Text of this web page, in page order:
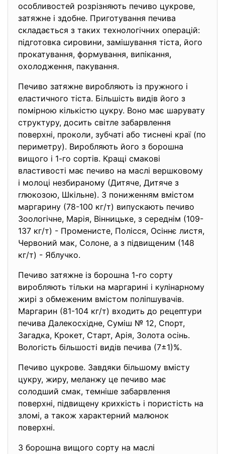
особливостей розрізняють печиво цукрове,
затяжне і здобне. Приготування печива
складається з таких технологічних операцій:
підготовка сировини, замішування тіста, його
прокатування, формування, випікання,
охолодження, пакування.
Печиво затяжне виробляють із пружного і
еластичного тіста. Більшість видів його з
помірною кількістю цукру. Воно має шарувату
структуру, досить світле забарвлення
поверхні, проколи, зубчаті або тиснені краї (по
периметру). Виробляють його з борошна
вищого і 1-го сортів. Кращі смакові
властивості має печиво на маслі вершковому
і молоці незбираному (Дитяче, Дитяче з
глюкозою, Шкільне). З пониженням вмістом
маргарину (78-100 кг/т) випускають печиво
Зоологічне, Марія, Вінницьке, з середнім (109-
137 кг/т) - Променисте, Полісся, Осіннє листя,
Червоний мак, Солоне, а з підвищеним (148
кг/т) - Яблучко.
Печиво затяжне із борошна 1-го сорту
виробляють тільки на маргарині і кулінарному
жирі з обмеженим вмістом поліпшувачів.
Маргарин (81-104 кг/т) входить до рецептури
печива Далекосхідне, Суміш № 12, Спорт,
Загадка, Крокет, Старт, Арія, Золота осінь.
Вологість більшості видів печива (7±1)%.
Печиво цукрове. Завдяки більшому вмісту
цукру, жиру, меланжу це печиво має
солодший смак, темніше забарвлення
поверхні, підвищену крихкість і пористість на
зломі, а також характерний малюнок
поверхні.
З борошна вищого сорту на маслі